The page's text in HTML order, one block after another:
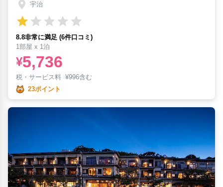
宇治
8.8非常に満足 (6件口コミ)
1部屋 x 1泊
¥5,736
税・サービス料 ¥996含む
23ポイント